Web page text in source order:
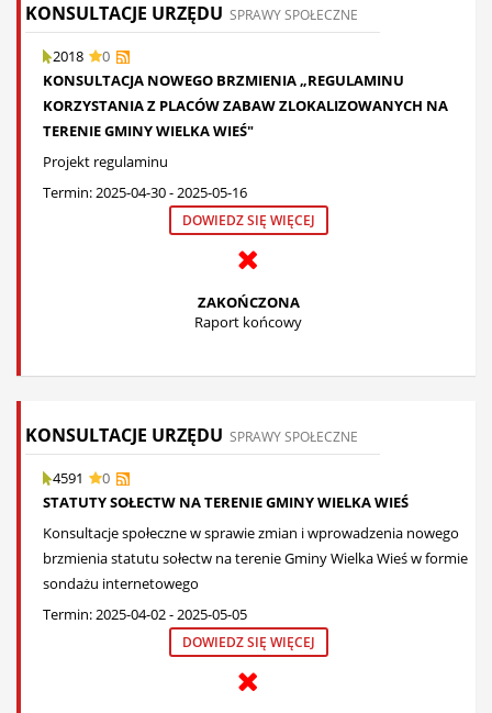
KONSULTACJE URZĘDU SPRAWY SPOŁECZNE
2018
0
KONSULTACJA NOWEGO BRZMIENIA „REGULAMINU
KORZYSTANIA Z PLACÓW ZABAW ZLOKALIZOWANYCH NA
TERENIE GMINY WIELKA WIEŚ"
Projekt regulaminu
Termin: 2025-04-30 - 2025-05-16
DOWIEDZ SIĘ WIĘCEJ
ZAKOŃCZONA
Raport końcowy
KONSULTACJE URZĘDU SPRAWY SPOŁECZNE
4591
0
STATUTY SOŁECTW NA TERENIE GMINY WIELKA WIEŚ
Konsultacje społeczne w sprawie zmian i wprowadzenia nowego
brzmienia statutu sołectw na terenie Gminy Wielka Wieś w formie
sondażu internetowego
Termin: 2025-04-02 - 2025-05-05
DOWIEDZ SIĘ WIĘCEJ